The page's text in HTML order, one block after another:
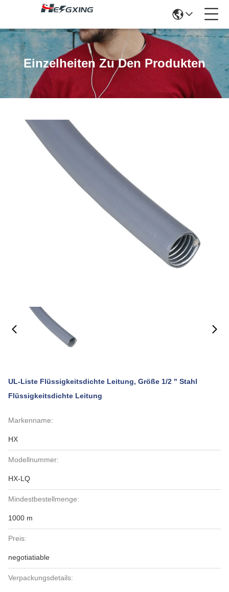
Einzelheiten Zu Den Produkten
UL-Liste Flüssigkeitsdichte Leitung, Größe 1/2 " Stahl
Flüssigkeitsdichte Leitung
Markenname:
HX
Modellnummer:
HX-LQ
Mindestbestellmenge:
1000 m
Preis:
negotiatiable
Verpackungsdetails: